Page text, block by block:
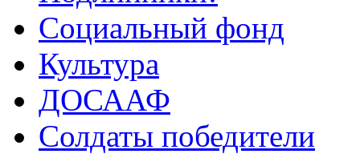
Социальный фонд
Культура
ДОСААФ
Солдаты победители